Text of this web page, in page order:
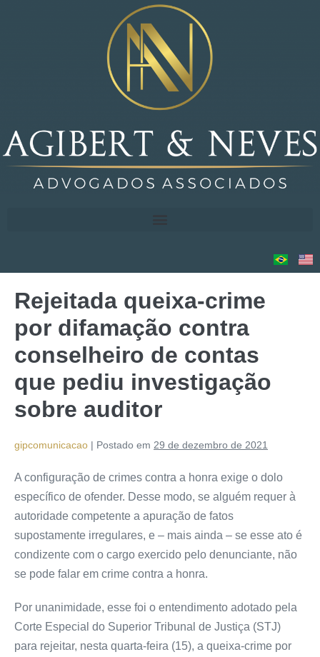
Rejeitada queixa-crime
por difamação contra
conselheiro de contas
que pediu investigação
sobre auditor
gipcomunicacao | Postado em 29 de dezembro de 2021
A configuração de crimes contra a honra exige o dolo
específico de ofender. Desse modo, se alguém requer à
autoridade competente a apuração de fatos
supostamente irregulares, e – mais ainda – se esse ato é
condizente com o cargo exercido pelo denunciante, não
se pode falar em crime contra a honra.
Por unanimidade, esse foi o entendimento adotado pela
Corte Especial do Superior Tribunal de Justiça (STJ)
para rejeitar, nesta quarta-feira (15), a queixa-crime por